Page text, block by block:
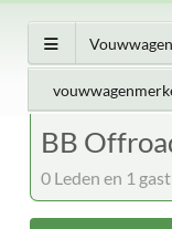
BB
0 Leden en 1